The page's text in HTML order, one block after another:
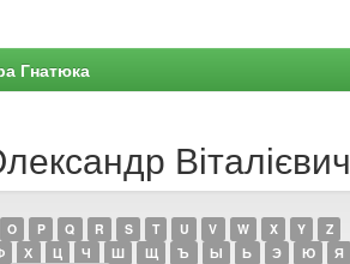
Гнатюка
Віталієвич
O P Q R S T U V W X Y
Z
Х Ц Ч Ш Щ Ъ Ы Ь Э Ю Я